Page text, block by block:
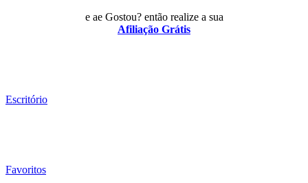
e ae Gostou? então realize a sua
Afiliação Grátis
Escritório
Favoritos